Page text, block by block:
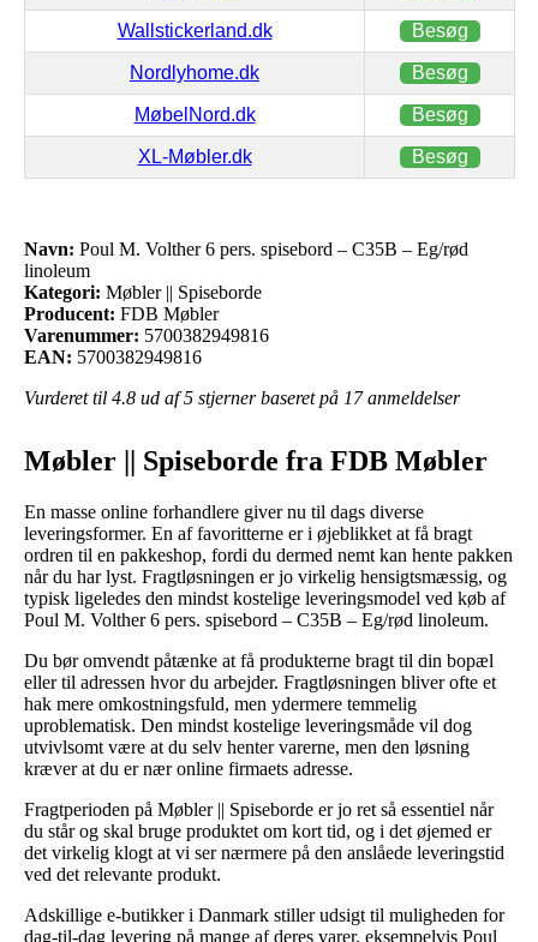
Wallstickerland.dk Besøg
Nordlyhome.dk Besøg
MøbelNord.dk Besøg
XL-Møbler.dk Besøg
Navn: Poul M. Volther 6 pers. spisebord – C35B – Eg/rød
linoleum
Kategori: Møbler || Spiseborde
Producent: FDB Møbler
Varenummer: 5700382949816
EAN: 5700382949816
Vurderet til 4.8 ud af 5 stjerner baseret på 17anmeldelser
Møbler || Spiseborde fra FDB Møbler
En masse online forhandlere giver nu til dags diverse
leveringsformer. En af favoritterne er i øjeblikket at få bragt
ordren til en pakkeshop, fordi du dermed nemt kan hente pakken
når du har lyst. Fragtløsningen er jo virkelig hensigtsmæssig, og
typisk ligeledes den mindst kostelige leveringsmodel ved køb af
Poul M. Volther 6 pers. spisebord – C35B – Eg/rød linoleum.
Du bør omvendt påtænke at få produkterne bragt til din bopæl
eller til adressen hvor du arbejder. Fragtløsningen bliver ofte et
hak mere omkostningsfuld, men ydermere temmelig
uproblematisk. Den mindst kostelige leveringsmåde vil dog
utvivlsomt være at du selv henter varerne, men den løsning
kræver at du er nær online firmaets adresse.
Fragtperioden på Møbler || Spiseborde er jo ret så essentiel når
du står og skal bruge produktet om kort tid, og i det øjemed er
det virkelig klogt at vi ser nærmere på den anslåede leveringstid
ved det relevante produkt.
Adskillige e-butikker i Danmark stiller udsigt til muligheden for
dag-til-dag levering på mange af deres varer, eksempelvis Poul